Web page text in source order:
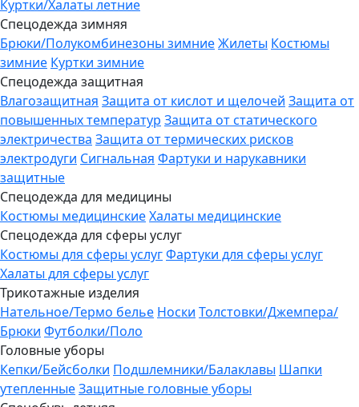
Куртки/Халаты летние
Спецодежда зимняя
Брюки/Полукомбинезоны зимниеЖилеты Костюмы
зимние Куртки зимние
Спецодежда защитная
Влагозащитная Защита от кислот и щелочей Защита от
повышенных температур Защита от статического
электричества Защита от термических рисков
электродуги Сигнальная Фартуки и нарукавники
защитные
Спецодежда для медицины
Костюмы медицинскиеХалаты медицинские
Спецодежда для сферы услуг
Костюмы для сферы услугФартуки для сферы услуг
Халаты для сферы услуг
Трикотажные изделия
Нательное/Термо белье Носки Толстовки/Джемпера/
Брюки Футболки/Поло
Головные уборы
Кепки/Бейсболки Подшлемники/Балаклавы Шапки
утепленныеЗащитные головные уборы